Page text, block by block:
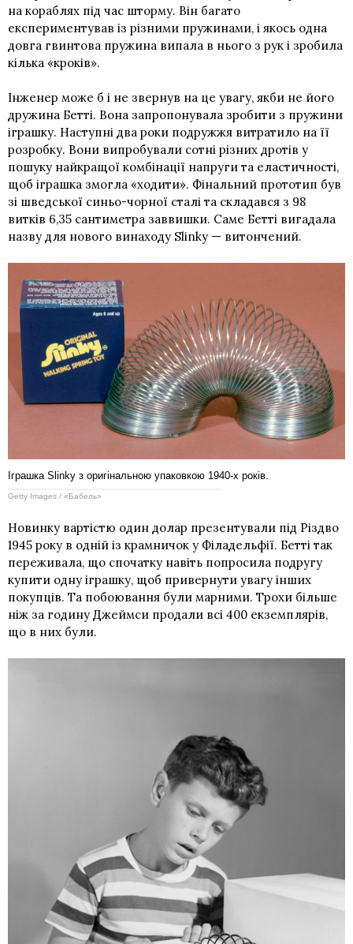
на кораблях під час шторму. Він багато
експериментував із різними пружинами, і якось одна
довга гвинтова пружина випала в нього з рук і зробила
кілька «кроків».
Інженер може б і не звернув на це увагу, якби не його
дружина Бетті. Вона запропонувала зробити з пружини
іграшку. Наступні два роки подружжя витратило на її
розробку. Вони випробували сотні різних дротів у
пошуку найкращої комбінації напруги та еластичності,
щоб іграшка змогла «ходити». Фінальний прототип був
зі шведської синьо-чорної сталі та складався з 98
витків 6,35 сантиметра заввишки. Саме Бетті вигадала
назву для нового винаходу Slinky — витончений.
Іграшка Slinky з оригінальною упаковкою 1940-х років.
Getty Images / «Бабель»
Новинку вартістю один долар презентували під Різдво
1945 року в одній із крамничок у Філадельфії. Бетті так
переживала, що спочатку навіть попросила подругу
купити одну іграшку, щоб привернути увагу інших
покупців. Та побоювання були марними. Трохи більше
ніж за годину Джеймси продали всі 400 екземплярів,
що в них були.